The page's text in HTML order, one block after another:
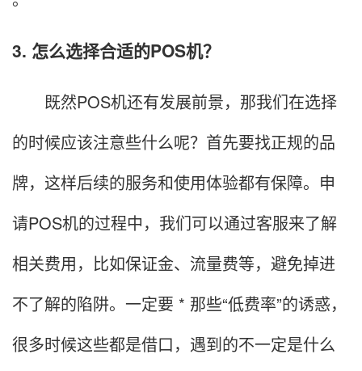
3. 怎么选择合适的POS机？
既然POS机还有发展前景，那我们在选择
的时候应该注意些什么呢？首先要找正规的品
牌，这样后续的服务和使用体验都有保障。申
请POS机的过程中，我们可以通过客服来了解
相关费用，比如保证金、流量费等，避免掉进
不了解的陷阱。一定要 * 那些“低费率”的诱惑，
很多时候这些都是借口，遇到的不一定是什么